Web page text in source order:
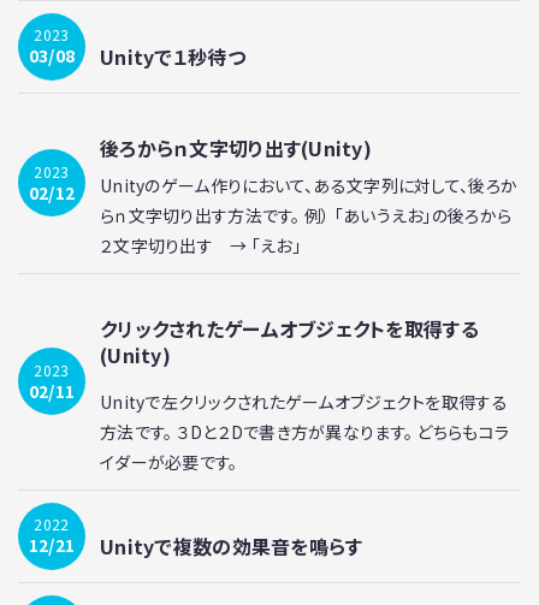
2023
03/08 Unityで１秒待つ
2023
02/12
後ろからｎ文字切り出す(Unity)
Unityのゲーム作りにおいて、ある文字列に対して、後ろか
らｎ文字切り出す方法です。 例） 「あいうえお」の後ろから
２文字切り出す → 「えお」
2023
02/11
クリックされたゲームオブジェクトを取得する
(Unity)
Unityで左クリックされたゲームオブジェクトを取得する
方法です。 ３Dと２Dで書き方が異なります。 どちらもコラ
イダーが必要です。
2022
12/21 Unityで複数の効果音を鳴らす